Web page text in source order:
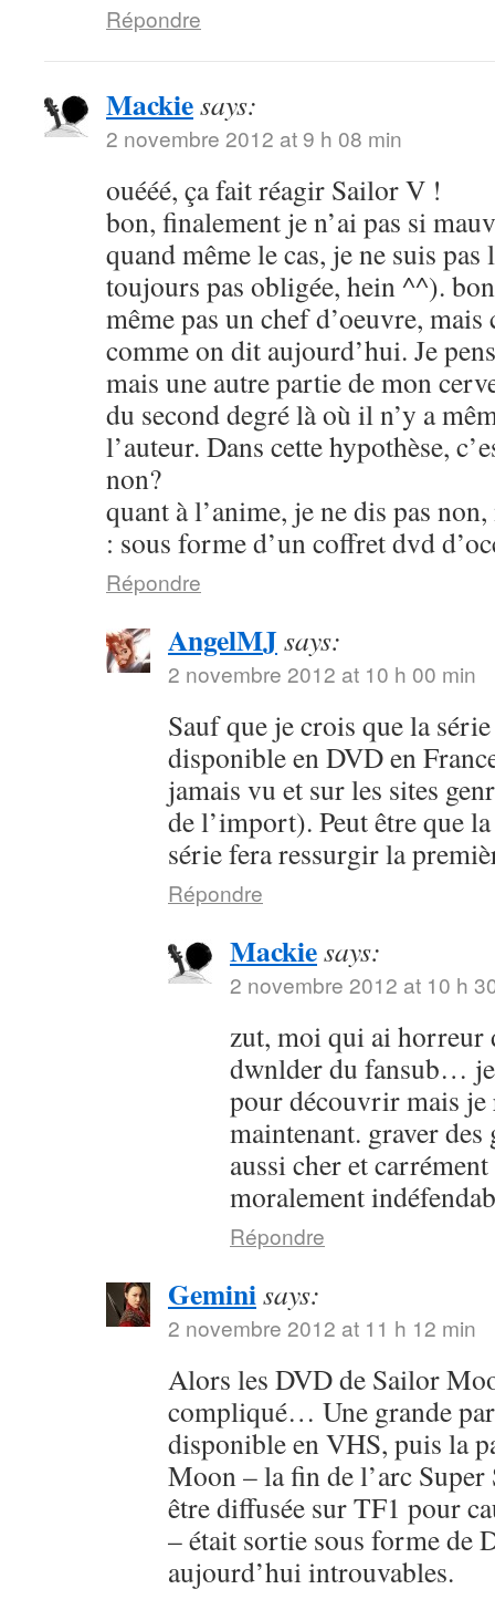
Répondre
Mackiesays:
2 novembre 2012 at 9 h 08 min
ouééé, ça fait réagir Sailor V !
bon, finalement je n’ai pas si
quand même le cas, je ne suis pas
toujours pas obligée, hein ^^).
même pas un chef d’oeuvre,
comme on dit aujourd’hui. Je
mais une autre partie de mon
du second degré là où il n’y a
l’auteur. Dans cette hypothèse,
non?
quant à l’anime, je ne dis pas
: sous forme d’un coffret dvd
Répondre
AngelMJsays:
2 novembre 2012 at 10 h 00 min
Sauf que je crois que la
disponible en DVD en
jamais vu et sur les sites
de l’import). Peut être que
série fera ressurgir la
Répondre
Mackiesays:
2 novembre 2012 at 10 h
zut, moi qui ai horreur
dwnlder du fansub…
pour découvrir mais je
maintenant. graver des
aussi cher et
moralement
Répondre
Geminisays:
2 novembre 2012 at 11 h 12 min
Alors les DVD de Sailor
compliqué… Une grande
disponible en VHS, puis la
Moon – la fin de l’arc Super
être diffusée sur TF1 pour
– était sortie sous forme de
aujourd’hui introuvables.